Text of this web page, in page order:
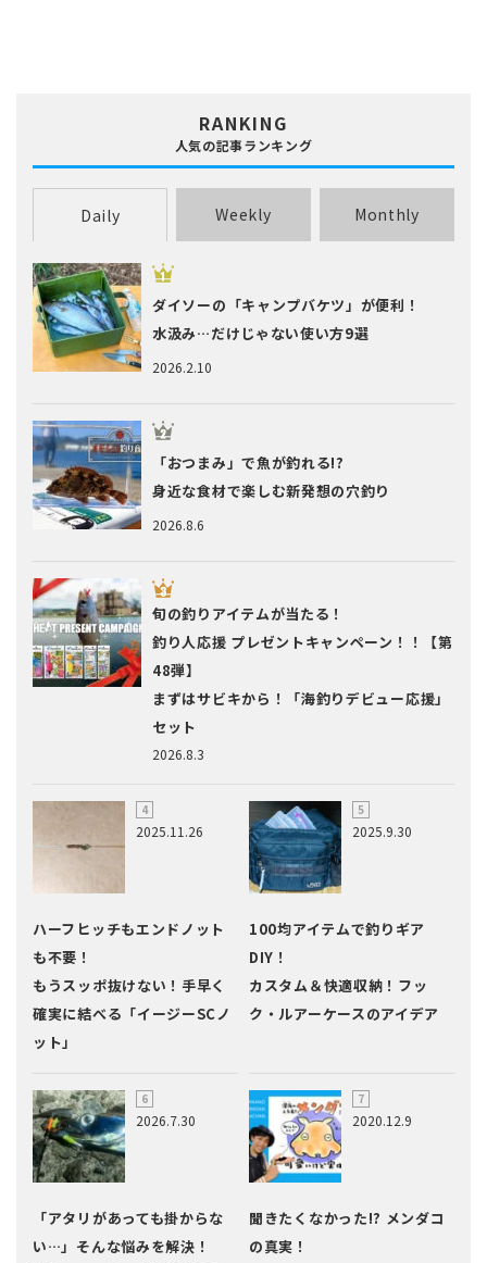
RANKING
人気の記事ランキング
Daily Weekly Monthly
2026.2.10
ダイソーの「キャンプバケツ」が便利！
水汲み…だけじゃない使い方9選
2026.8.6
「おつまみ」で魚が釣れる!?
身近な食材で楽しむ新発想の穴釣り
2026.8.3
旬の釣りアイテムが当たる！
釣り人応援 プレゼントキャンペーン！！【第
48弾】
まずはサビキから！「海釣りデビュー応援」
セット
2025.11.26
ハーフヒッチもエンドノット
も不要！
もうスッポ抜けない！手早く
確実に結べる「イージーSCノ
ット」
2025.9.30
100均アイテムで釣りギア
DIY！
カスタム＆快適収納！フッ
ク・ルアーケースのアイデア
2026.7.30
「アタリがあっても掛からな
い…」そんな悩みを解決！
2020.12.9
聞きたくなかった!? メンダコ
の真実！